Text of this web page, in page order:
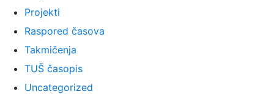
Projekti
Raspored časova
Takmičenja
TUŠ časopis
Uncategorized